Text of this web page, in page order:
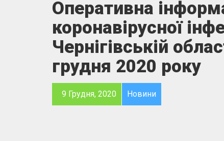
Оперативна
коронавірусної
Чернігівській
грудня 2020 року
9 Грудня, 2020 Новини